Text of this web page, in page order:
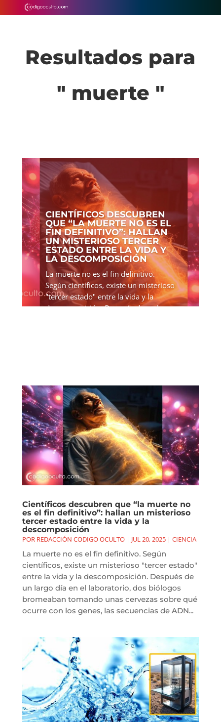
Resultados para
" muerte "
CIENTÍFICOS DESCUBREN
QUE “LA MUERTE NO ES EL
FIN DEFINITIVO”: HALLAN
UN MISTERIOSO TERCER
ESTADO ENTRE LA VIDA Y
LA DESCOMPOSICIÓN
La muerte no es el fin definitivo.
Según científicos, existe un misterioso
"tercer estado" entre la vida y la
descomposición. Después de un largo
Científicos descubren que “la muerte no
es el fin definitivo”: hallan un misterioso
tercer estado entre la vida y la
descomposición
POR REDACCIÓN CODIGO OCULTO| JUL 20, 2025| CIENCIA
La muerte no es el fin definitivo. Según
científicos, existe un misterioso "tercer estado"
entre la vida y la descomposición. Después de
un largo día en el laboratorio, dos biólogos
bromeaban tomando unas cervezas sobre qué
ocurre con los genes, las secuencias de ADN...